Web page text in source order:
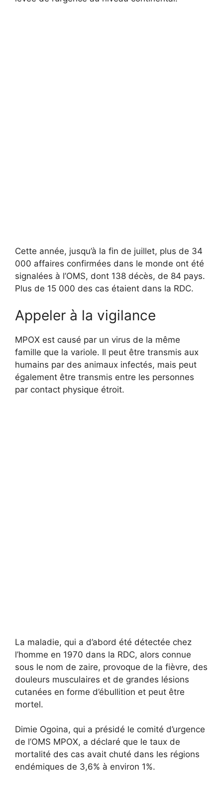
Cette année, jusqu’à la fin de juillet, plus de 34
000 affaires confirmées dans le monde ont été
signalées à l’OMS, dont 138 décès, de 84 pays.
Plus de 15 000 des cas étaient dans la RDC.
Appeler à la vigilance
MPOX est causé par un virus de la même
famille que la variole. Il peut être transmis aux
humains par des animaux infectés, mais peut
également être transmis entre les personnes
par contact physique étroit.
La maladie, qui a d’abord été détectée chez
l’homme en 1970 dans la RDC, alors connue
sous le nom de zaire, provoque de la fièvre, des
douleurs musculaires et de grandes lésions
cutanées en forme d’ébullition et peut être
mortel.
Dimie Ogoina, qui a présidé le comité d’urgence
de l’OMS MPOX, a déclaré que le taux de
mortalité des cas avait chuté dans les régions
endémiques de 3,6% à environ 1%.